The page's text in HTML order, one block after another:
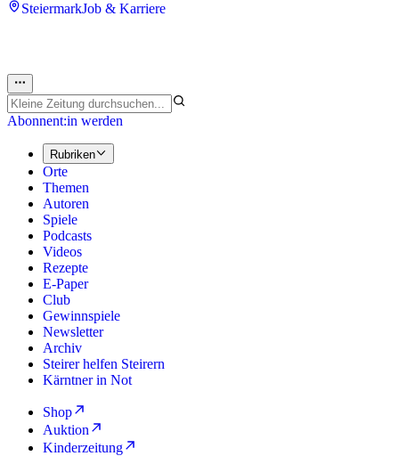
SteiermarkJob & Karriere
Abonnent:in werden
Rubriken
Orte
Themen
Autoren
Spiele
Podcasts
Videos
Rezepte
E-Paper
Club
Gewinnspiele
Newsletter
Archiv
Steirer helfen Steirern
Kärntner in Not
Shop
Auktion
Kinderzeitung